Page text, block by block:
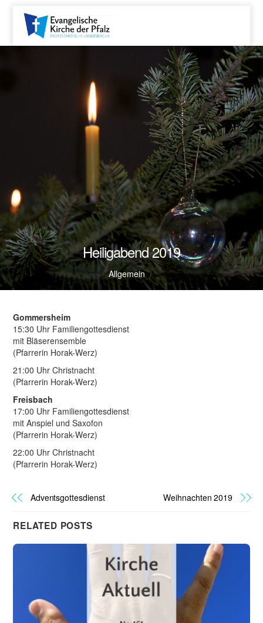
Heiligabend 2019
Allgemein
Gommersheim
15:30 Uhr Familiengottesdienst
mit Bläserensemble
(Pfarrerin Horak-Werz)
21:00 Uhr Christnacht
(Pfarrerin Horak-Werz)
Freisbach
17:00 Uhr Familiengottesdienst
mit Anspiel und Saxofon
(Pfarrerin Horak-Werz)
22:00 Uhr Christnacht
(Pfarrerin Horak-Werz)
Adventsgottesdienst Weihnachten 2019
RELATED POSTS